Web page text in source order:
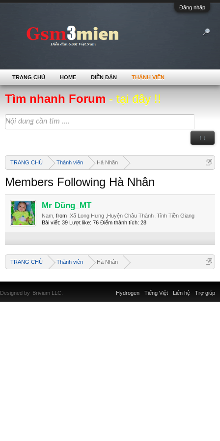
Đăng nhập
Tìm nhanh Forum - tại đây !!
↑ ↓
TRANG CHỦ Thành viên Hà Nhân
Members Following Hà Nhân
Mr Dũng_MT
Nam, from ,Xã Long Hưng ,Huyện Châu Thành .Tỉnh Tiền Giang
Bài viết: 39 Lượt like: 76 Điểm thành tích: 28
TRANG CHỦ Thành viên Hà Nhân
TRANG CHỦ HOME DIỄN ĐÀN THÀNH VIÊN
Liên hệ Trợ giúp
Hydrogen Tiếng Việt
Designed by Brivium LLC.